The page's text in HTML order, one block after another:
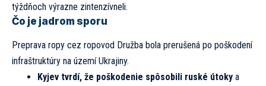
týždňoch výrazne zintenzívneli.
Čo je jadrom sporu
Preprava ropy cez ropovod Družba bola prerušená po poškodení
infraštruktúry na území Ukrajiny.
Kyjev tvrdí, že poškodenie spôsobili ruské útokya